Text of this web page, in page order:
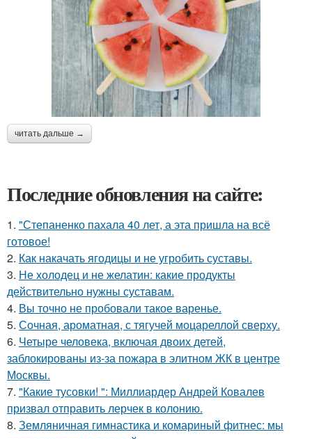
читать дальше →
Последние обновления на сайте:
1. "Степаненко пахала 40 лет, а эта пришла на всё
готовое!
2. Как накачать ягодицы и не угробить суставы.
3. Не холодец и не желатин: какие продукты
действительно нужны суставам.
4. Вы точно не пробовали такое варенье.
5. Сочная, ароматная, с тягучей моцареллой сверху.
6. Четыре человека, включая двоих детей,
заблокированы из-за пожара в элитном ЖК в центре
Москвы.
7. "Какие тусовки! ": Миллиардер Андрей Ковалев
призвал отправить лерчек в колонию.
8. Земляничная гимнастика и комариный фитнес: мы